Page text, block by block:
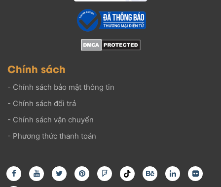
Chính sách
- Chính sách bảo mật thông tin
- Chính sách đổi trả
- Chính sách vận chuyển
- Phương thức thanh toán